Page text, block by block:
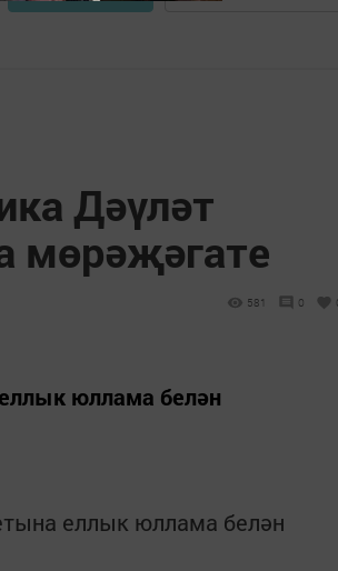
Дәүләт
мөрәҗәгате
581 0
юллама белән
еллык юллама белән